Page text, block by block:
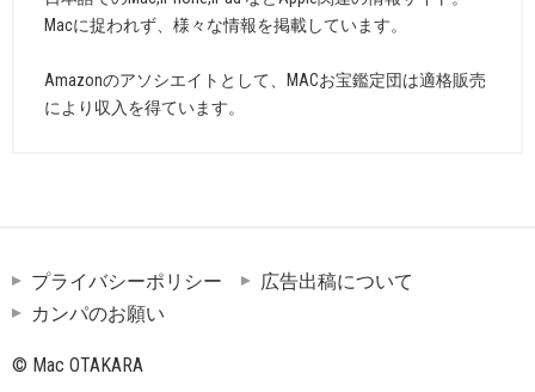
Macに捉われず、様々な情報を掲載しています。
Amazonのアソシエイトとして、MACお宝鑑定団は適格販売
により収入を得ています。
プライバシーポリシー
広告出稿について
カンパのお願い
© Mac OTAKARA